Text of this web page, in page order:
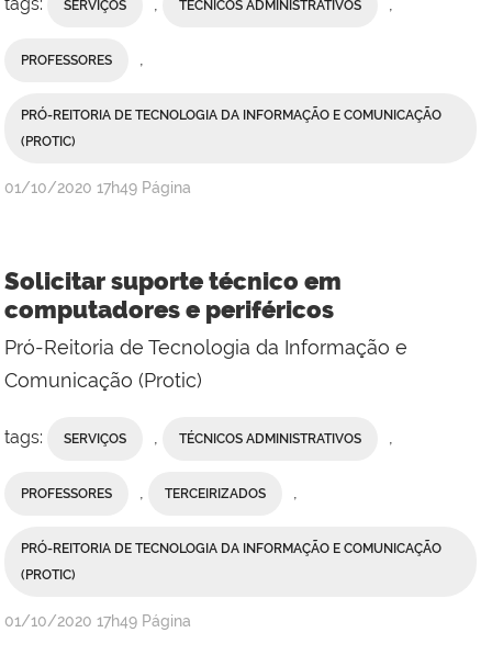
tags: SERVIÇOS , TÉCNICOS ADMINISTRATIVOS ,
PROFESSORES ,
PRÓ-REITORIA DE TECNOLOGIA DA INFORMAÇÃO E COMUNICAÇÃO
(PROTIC)
publicado
01/10/2020 17h49 Página
Solicitar suporte técnico em
computadores e periféricos
Pró-Reitoria de Tecnologia da Informação e
Comunicação (Protic)
tags: SERVIÇOS , TÉCNICOS ADMINISTRATIVOS ,
PROFESSORES , TERCEIRIZADOS ,
PRÓ-REITORIA DE TECNOLOGIA DA INFORMAÇÃO E COMUNICAÇÃO
(PROTIC)
publicado
01/10/2020 17h49 Página